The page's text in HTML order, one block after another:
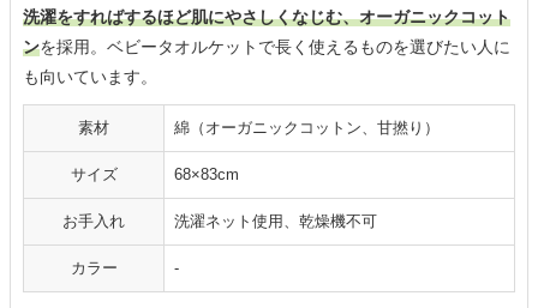
洗濯をすればするほど肌にやさしくなじむ、オーガニックコット
ンを採用。ベビータオルケットで長く使えるものを選びたい人に
も向いています。
素材 綿（オーガニックコットン、甘撚り）
サイズ 68×83cm
お手入れ 洗濯ネット使用、乾燥機不可
カラー -